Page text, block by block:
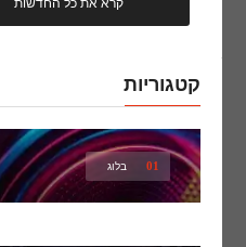
קרא את כל החדשות
קטגוריות
01 בלוג